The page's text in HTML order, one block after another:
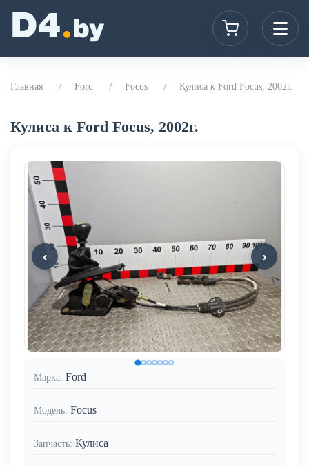
Главная Ford Focus Кулиса к Ford Focus, 2002г.
Кулиса к Ford Focus, 2002г.
Марка: Ford
Модель: Focus
Запчасть: Кулиса